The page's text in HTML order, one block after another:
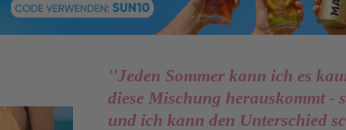
''Jeden Sommer kann ich es
diese Mischung herauskommt -
und ich kann den Unterschied